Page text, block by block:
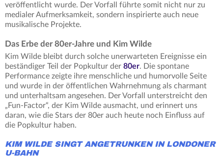
veröffentlicht wurde. Der Vorfall führte somit nicht nur zu
medialer Aufmerksamkeit, sondern inspirierte auch neue
musikalische Projekte.
Das Erbe der 80er-Jahre und Kim Wilde
Kim Wilde bleibt durch solche unerwarteten Ereignisse ein
beständiger Teil der Popkultur der 80er. Die spontane
Performance zeigte ihre menschliche und humorvolle Seite
und wurde in der öffentlichen Wahrnehmung als charmant
und unterhaltsam angesehen. Der Vorfall unterstreicht den
„Fun-Factor“, der Kim Wilde ausmacht, und erinnert uns
daran, wie die Stars der 80er auch heute noch Einfluss auf
die Popkultur haben.
KIM WILDE SINGT ANGETRUNKEN IN LONDONER
U-BAHN